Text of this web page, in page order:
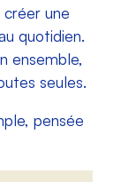
une
quotidien.
ensemble,
seules.
pensée